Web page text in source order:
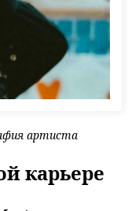
артиста
карьере